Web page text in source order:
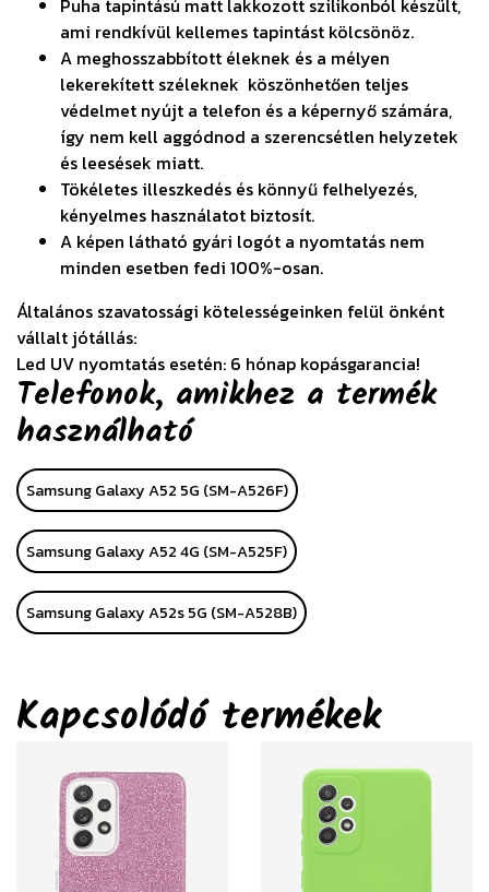
Puha tapintású matt lakkozott szilikonból készült,
ami rendkívül kellemes tapintást kölcsönöz.
A meghosszabbított éleknek és a mélyen
lekerekített széleknek köszönhetően teljes
védelmet nyújt a telefon és a képernyő számára,
így nem kell aggódnod a szerencsétlen helyzetek
és leesések miatt.
Tökéletes illeszkedés és könnyű felhelyezés,
kényelmes használatot biztosít.
A képen látható gyári logót a nyomtatás nem
minden esetben fedi 100%-osan.
Általános szavatossági kötelességeinken felül önként
vállalt jótállás:
Led UV nyomtatás esetén: 6 hónap kopásgarancia!
Telefonok, amikhez a termék
használható
Samsung Galaxy A52 5G (SM-A526F)
Samsung Galaxy A52 4G (SM-A525F)
Samsung Galaxy A52s 5G (SM-A528B)
Kapcsolódó termékek